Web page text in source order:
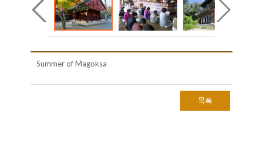
Summer of Magoksa
목록